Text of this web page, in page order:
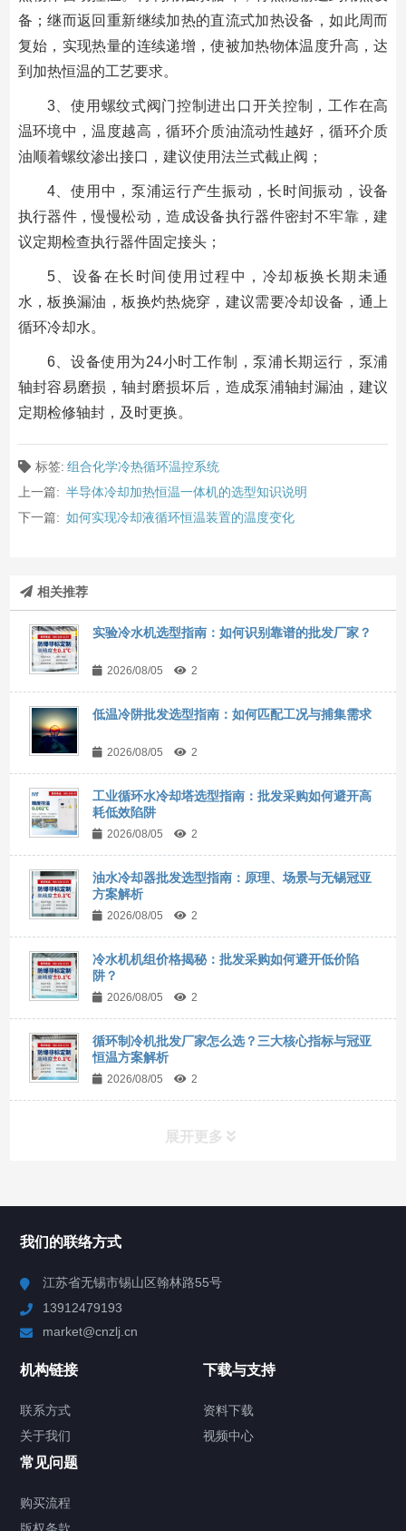
备；继而返回重新继续加热的直流式加热设备，如此周而
复始，实现热量的连续递增，使被加热物体温度升高，达
到加热恒温的工艺要求。
3、使用螺纹式阀门控制进出口开关控制，工作在高
温环境中，温度越高，循环介质油流动性越好，循环介质
油顺着螺纹渗出接口，建议使用法兰式截止阀；
4、使用中，泵浦运行产生振动，长时间振动，设备
执行器件，慢慢松动，造成设备执行器件密封不牢靠，建
议定期检查执行器件固定接头；
5、设备在长时间使用过程中，冷却板换长期未通
水，板换漏油，板换灼热烧穿，建议需要冷却设备，通上
循环冷却水。
6、设备使用为24小时工作制，泵浦长期运行，泵浦
轴封容易磨损，轴封磨损坏后，造成泵浦轴封漏油，建议
定期检修轴封，及时更换。
标签: 组合化学冷热循环温控系统
上一篇: 半导体冷却加热恒温一体机的选型知识说明
下一篇: 如何实现冷却液循环恒温装置的温度变化
相关推荐
实验冷水机选型指南：如何识别靠谱的批发厂家？
2026/08/05 2
低温冷阱批发选型指南：如何匹配工况与捕集需求
2026/08/05 2
工业循环水冷却塔选型指南：批发采购如何避开高
耗低效陷阱
2026/08/05 2
油水冷却器批发选型指南：原理、场景与无锡冠亚
方案解析
2026/08/05 2
冷水机机组价格揭秘：批发采购如何避开低价陷
阱？
2026/08/05 2
循环制冷机批发厂家怎么选？三大核心指标与冠亚
恒温方案解析
2026/08/05 2
展开更多
Chiller高精度制冷循环器
TCU温度控制单元
Chiller气体控温系统
我们的联络方式
江苏省无锡市锡山区翰林路55号
13912479193
market@cnzlj.cn
机构链接
联系方式
关于我们
下载与支持
资料下载
视频中心
常见问题
购买流程
版权条款